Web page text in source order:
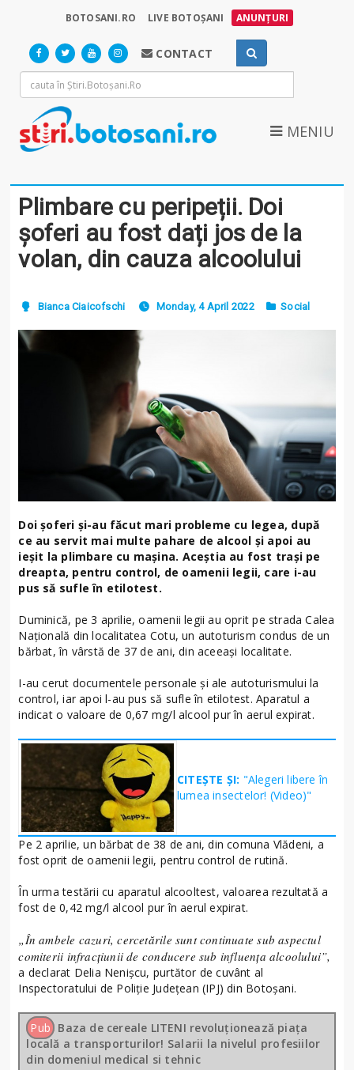
BOTOSANI.RO LIVE BOTOȘANI ANUNȚURI
CONTACT
MENIU
Plimbare cu peripeții. Doi
șoferi au fost dați jos de la
volan, din cauza alcoolului
Bianca Ciaicofschi Monday, 4 April 2022 Social
Doi șoferi și-au făcut mari probleme cu legea, după
ce au servit mai multe pahare de alcool și apoi au
ieșit la plimbare cu mașina. Aceștia au fost trași pe
dreapta, pentru control, de oamenii legii, care i-au
pus să sufle în etilotest.
Duminică, pe 3 aprilie, oamenii legii au oprit pe strada Calea
Națională din localitatea Cotu, un autoturism condus de un
bărbat, în vârstă de 37 de ani, din aceeași localitate.
I-au cerut documentele personale și ale autoturismului la
control, iar apoi l-au pus să sufle în etilotest. Aparatul a
indicat o valoare de 0,67 mg/l alcool pur în aerul expirat.
CITEȘTE ȘI: "Alegeri libere în
lumea insectelor! (Video)"
Pe 2 aprilie, un bărbat de 38 de ani, din comuna Vlădeni, a
fost oprit de oamenii legii, pentru control de rutină.
În urma testării cu aparatul alcooltest, valoarea rezultată a
fost de 0,42 mg/l alcool pur în aerul expirat.
„În ambele cazuri, cercetările sunt continuate sub aspectul
comiterii infracțiunii de conducere sub influența alcoolului”,
a declarat Delia Nenișcu, purtător de cuvânt al
Inspectoratului de Poliție Județean (IPJ) din Botoșani.
Pub Baza de cereale LITENI revoluționează piața
locală a transporturilor! Salarii la nivelul profesiilor
din domeniul medical si tehnic